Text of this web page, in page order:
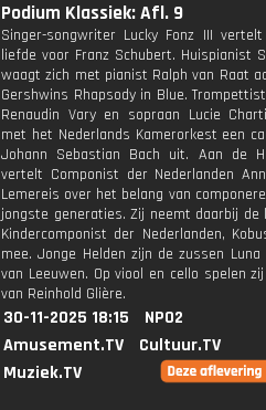
Podium Klassiek: Afl. 9
Singer-songwriter Lucky Fonz III
liefde voor Franz Schubert. Huispianist
waagt zich met pianist Ralph van Raat
Gershwins Rhapsody in Blue.
Renaudin Vary en sopraan Lucie
met het Nederlands Kamerorkest een
Johann Sebastian Bach uit. Aan de
vertelt Componist der Nederlanden
Lemereis over het belang van
jongste generaties. Zij neemt daarbij de
Kindercomponist der Nederlanden,
mee. Jonge Helden zijn de zussen Luna
van Leeuwen. Op viool en cello spelen
van Reinhold Glière.
30-11-2025 18:15
NPO2
Amusement.TV
Cultuur.TV
Muziek.TV